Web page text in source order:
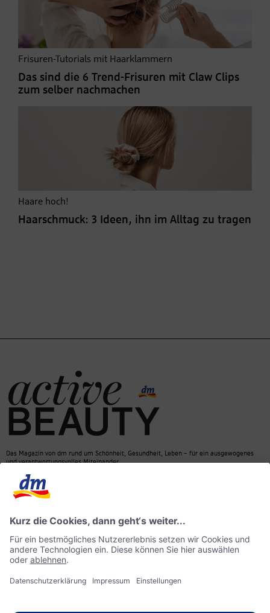
Frisuren-Tutorials mit Haarklammern
Das sind die 6 Trend-Frisuren mit Claw Clips
zum selber nachmachen
Haare hoch!
Haarschmuck: 3 Ideen, ihn im Alltag zu tragen
Das Magazin von dm rund um Schönheit, Gesundheit, Leben – für ein ausgewogenes
und verantwortungsvolles Miteinander.